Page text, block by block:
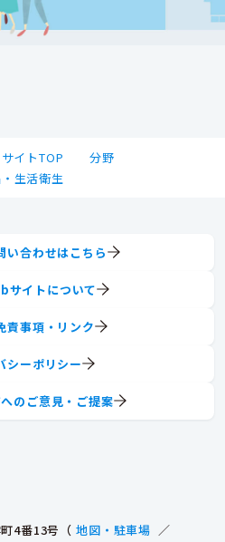
イトTOP
分野
生活衛生
4番13号（ 地図・駐車場 ／
い合わせはこちら
サイトについて
責事項・リンク
シーポリシー
のご意見・ご提案